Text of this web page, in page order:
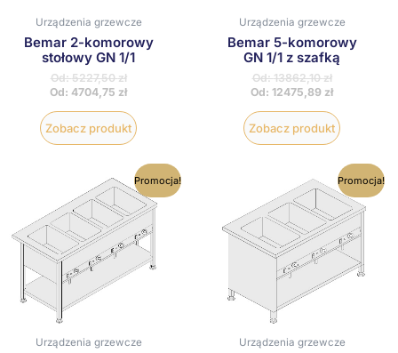
Urządzenia grzewcze
Bemar 2-komorowy
stołowy GN 1/1
Od:5227,50zł
Od: 4704,75 zł
Zobacz produkt
Urządzenia grzewcze
Bemar 5-komorowy
GN 1/1 z szafką
Od:13862,10zł
Od: 12475,89 zł
Zobacz produkt
Promocja!
Urządzenia grzewcze
Ten
produkt
ma
wiele
wariantów.
Opcje
można
Promocja!
Urządzenia grzewcze
Ten
produkt
ma
wiele
Opcje
można
wybrać